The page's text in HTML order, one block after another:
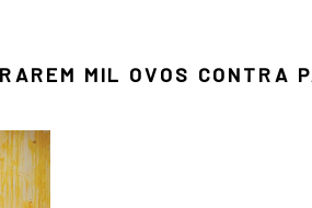
MIL OVOS CONTRA